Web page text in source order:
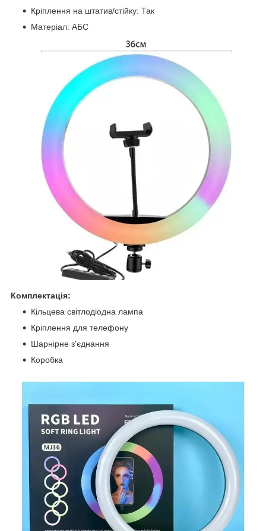
Кріплення на штатив/стійку: Так
Матеріал: АБС
Комплектація:
Кільцева світлодіодна лампа
Кріплення для телефону
Шарнірне з'єднання
Коробка